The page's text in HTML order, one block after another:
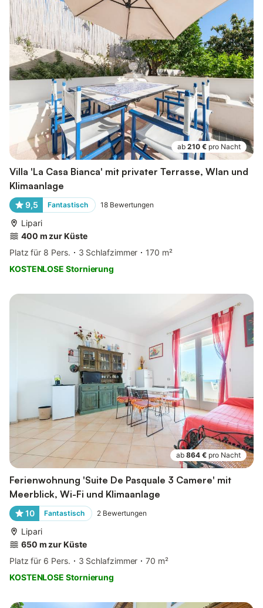
ab 210 € pro Nacht
Villa 'La Casa Bianca' mit privater Terrasse, Wlan und
Klimaanlage
9,5 Fantastisch 18 Bewertungen
Lipari
400 m zur Küste
Platz für 8 Pers.
3 Schlafzimmer
170 m²
KOSTENLOSE Stornierung
ab 864 € pro Nacht
Ferienwohnung 'Suite De Pasquale 3 Camere' mit
Meerblick, Wi-Fi und Klimaanlage
10 Fantastisch 2 Bewertungen
Lipari
650 m zur Küste
Platz für 6 Pers.
3 Schlafzimmer
70 m²
KOSTENLOSE Stornierung